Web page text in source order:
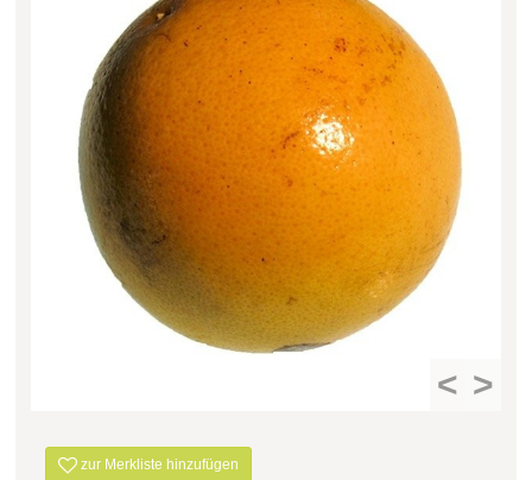
Fleischerei Hüthmayr Detail
Hofladen Hoffelner Detail
Kuglbauer - Familie Bischof Detail
La Toscana Anita Wolf e.U. Detail
Söllradls Naturkostladen
Stiftsgärtnerei Detail
Weinkellerei Stift
Kremsmünster
Detail
Filter zurücksetzen
< >
zur Merkliste hinzufügen